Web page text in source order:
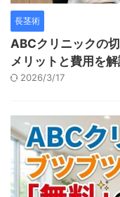
長茎術
ABCクリニックの
メリットと費用を
2026/3/17